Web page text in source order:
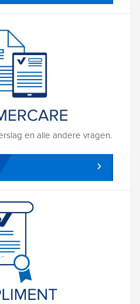
en alle andere vragen.